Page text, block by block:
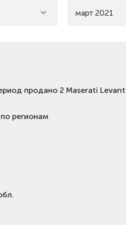
март 2021
продано 2 Maserati
регионам